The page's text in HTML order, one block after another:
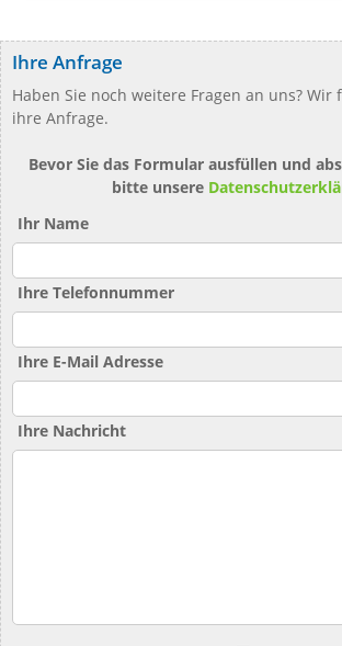
Ihre Anfrage
Haben Sie noch weitere Fragen an uns?
ihre Anfrage.
Bevor Sie das Formular ausfüllen und
bitte unsere
Ihr Name
Ihre Telefonnummer
Ihre E-Mail Adresse
Ihre Nachricht